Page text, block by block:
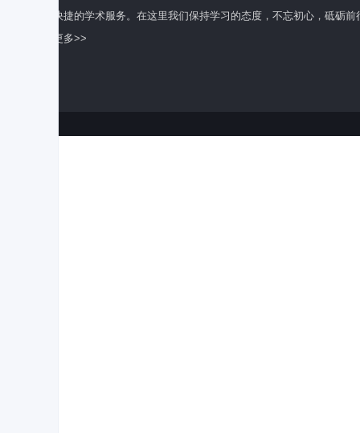
全面快捷的学术服务。在这里我们保持学习的态度，不忘初心，砥砺前
了解更多>>